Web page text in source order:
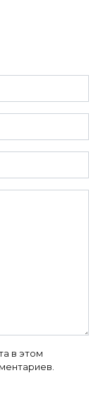
в этом